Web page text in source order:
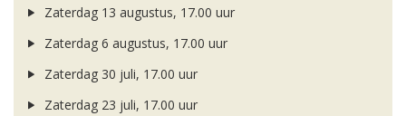
Zaterdag 13 augustus, 17.00 uur
Zaterdag 6 augustus, 17.00 uur
Zaterdag 30 juli, 17.00 uur
Zaterdag 23 juli, 17.00 uur